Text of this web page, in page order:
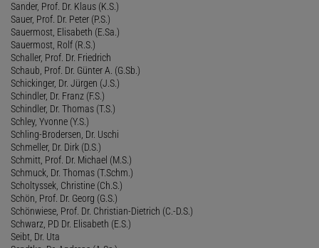
Sander, Prof. Dr. Klaus (K.S.)
Sauer, Prof. Dr. Peter (P.S.)
Sauermost, Elisabeth (E.Sa.)
Sauermost, Rolf (R.S.)
Schaller, Prof. Dr. Friedrich
Schaub, Prof. Dr. Günter A. (G.Sb.)
Schickinger, Dr. Jürgen (J.S.)
Schindler, Dr. Franz (F.S.)
Schindler, Dr. Thomas (T.S.)
Schley, Yvonne (Y.S.)
Schling-Brodersen, Dr. Uschi
Schmeller, Dr. Dirk (D.S.)
Schmitt, Prof. Dr. Michael (M.S.)
Schmuck, Dr. Thomas (T.Schm.)
Scholtyssek, Christine (Ch.S.)
Schön, Prof. Dr. Georg (G.S.)
Schönwiese, Prof. Dr. Christian-Dietrich (C.-D.S.)
Schwarz, PD Dr. Elisabeth (E.S.)
Seibt, Dr. Uta